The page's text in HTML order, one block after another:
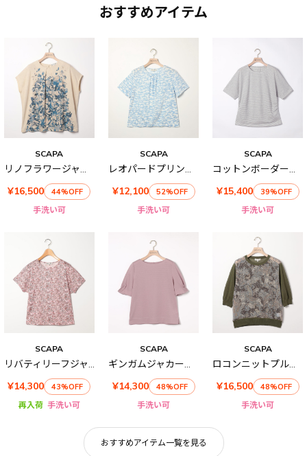
おすすめアイテム
SCAPA
リノフラワージャージチュニックカットソー
¥16,500
44%OFF
手洗い可
SCAPA
レオパードプリント半袖カットソー
¥12,100
52%OFF
手洗い可
SCAPA
コットンボーダーカットソー
¥15,400
39%OFF
手洗い可
SCAPA
リバティリーフジャージ丸首カットソー
¥14,300
43%OFF
再入荷 手洗い可
SCAPA
ギンガムジャカードカットソー
¥14,300
48%OFF
手洗い可
SCAPA
ロコンニットプルオーバー
¥16,500
48%OFF
手洗い可
おすすめアイテム一覧を見る